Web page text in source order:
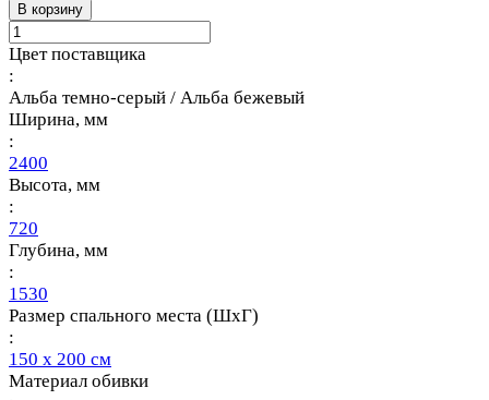
В корзину
Цвет поставщика
:
Альба темно-серый / Альба бежевый
Ширина, мм
:
2400
Высота, мм
:
720
Глубина, мм
:
1530
Размер спального места (ШхГ)
:
150 х 200 см
Материал обивки